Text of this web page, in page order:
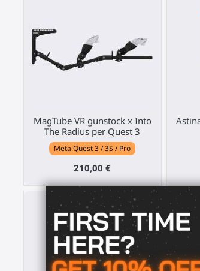
MagTube VR gunstock x Into
The Radius per Quest 3
Meta Quest 3 / 3S / Pro
210,00 €